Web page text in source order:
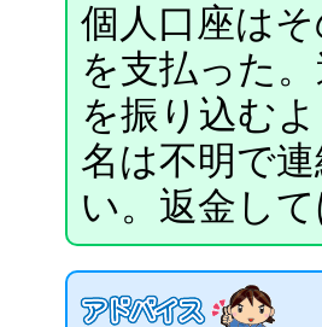
個人口座は
を支払った
を振り込む
名は不明で
い。返金し